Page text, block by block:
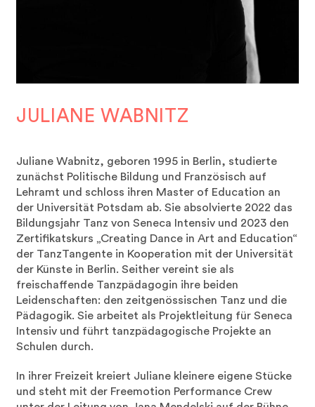
JULIANE WABNITZ
Juliane Wabnitz, geboren 1995 in Berlin, studierte
zunächst Politische Bildung und Französisch auf
Lehramt und schloss ihren Master of Education an
der Universität Potsdam ab. Sie absolvierte 2022 das
Bildungsjahr Tanz von Seneca Intensiv und 2023 den
Zertifikatskurs „Creating Dance in Art and Education“
der TanzTangente in Kooperation mit der Universität
der Künste in Berlin. Seither vereint sie als
freischaffende Tanzpädagogin ihre beiden
Leidenschaften: den zeitgenössischen Tanz und die
Pädagogik. Sie arbeitet als Projektleitung für Seneca
Intensiv und führt tanzpädagogische Projekte an
Schulen durch.
In ihrer Freizeit kreiert Juliane kleinere eigene Stücke
und steht mit der Freemotion Performance Crew